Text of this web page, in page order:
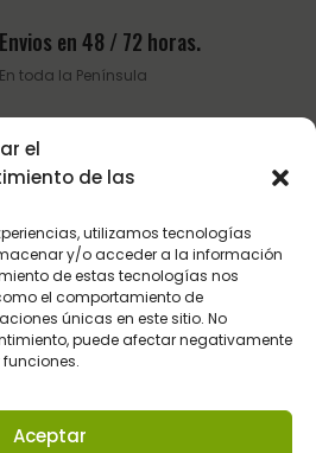
el
de las
utilizamos tecnologías
y/o acceder a la información
de estas tecnologías nos
el comportamiento de
únicas en este sitio. No
puede afectar negativamente
Aceptar
Envios en 48 / 72 horas.
En toda la Península
Seguro
de pago del BBVA
Atención al Cliente
Telefónica y por email